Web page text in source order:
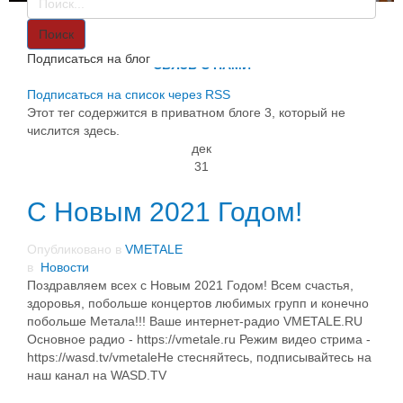
СВЯЗЬ С НАМИ
Поиск
Подписаться на блог
Подписаться на список через RSS
Этот тег содержится в приватном блоге 3, который не
числится здесь.
дек
31
C Новым 2021 Годом!
Опубликовано в VMETALE
в Новости
Поздравляем всех с Новым 2021 Годом! Всем счастья,
здоровья, побольше концертов любимых групп и конечно
побольше Метала!!! Ваше интернет-радио VMETALE.RU
Основное радио - https://vmetale.ru Режим видео стрима -
https://wasd.tv/vmetaleНе стесняйтесь, подписывайтесь на
наш канал на WASD.TV